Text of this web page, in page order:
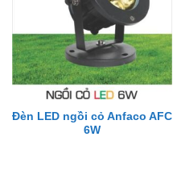
Đèn LED ngồi cỏ Anfaco AFC
6W